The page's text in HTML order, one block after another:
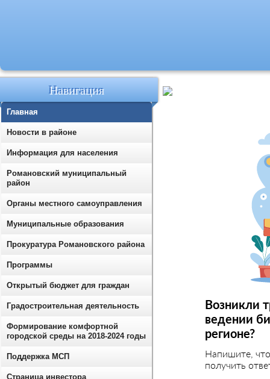
Возникли
ведении
регионе?
Напишите,
получить
Навигация
Главная
Новости в районе
Информация для населения
Романовский муниципальный
район
Органы местного самоуправления
Муниципальные образования
Прокуратура Романовского района
Программы
Открытый бюджет для граждан
Градостроительная деятельность
Формирование комфортной
городской среды на 2018-2024 годы
Поддержка МСП
Страница инвестора